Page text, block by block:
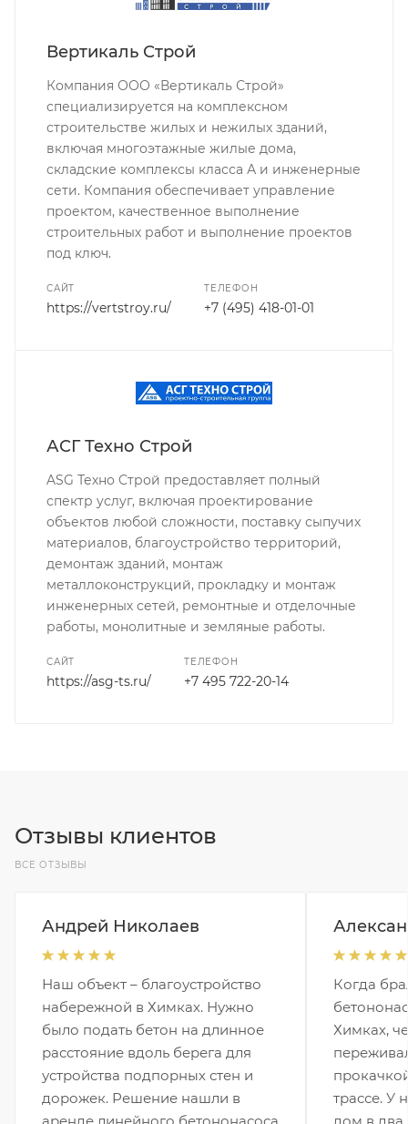
Вертикаль Строй
Компания ООО «Вертикаль Строй»
специализируется на комплексном
строительстве жилых и нежилых зданий,
включая многоэтажные жилые дома,
складские комплексы класса А и инженерные
сети. Компания обеспечивает управление
проектом, качественное выполнение
строительных работ и выполнение проектов
под ключ.
САЙТ
https://vertstroy.ru/
ТЕЛЕФОН
+7 (495) 418-01-01
АСГ Техно Строй
ASG Техно Строй предоставляет полный
спектр услуг, включая проектирование
объектов любой сложности, поставку сыпучих
материалов, благоустройство территорий,
демонтаж зданий, монтаж
металлоконструкций, прокладку и монтаж
инженерных сетей, ремонтные и отделочные
работы, монолитные и земляные работы.
САЙТ
https://asg-ts.ru/
ТЕЛЕФОН
+7 495 722-20-14
Отзывы клиентов
ВСЕ ОТЗЫВЫ
Андрей Николаев
Наш объект – благоустройство
набережной в Химках. Нужно
было подать бетон на длинное
расстояние вдоль берега для
устройства подпорных стен и
дорожек. Решение нашли в
Когда
Химках,
трассе. У